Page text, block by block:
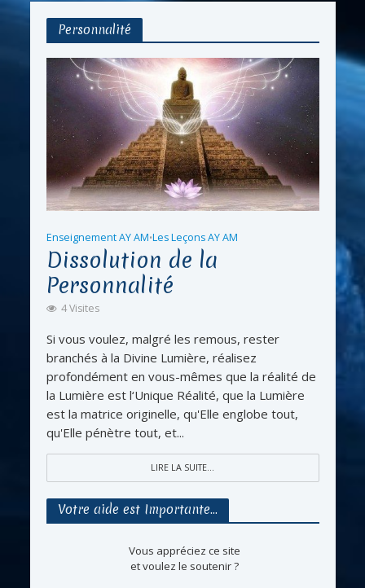
Personnalité
Enseignement AY AM•Les Leçons AY AM
Dissolution de la
Personnalité
4 Visites
Si vous voulez, malgré les remous, rester
branchés à la Divine Lumière, réalisez
profondément en vous-mêmes que la réalité de
la Lumière est l‘Unique Réalité, que la Lumière
est la matrice originelle, qu'Elle englobe tout,
qu'Elle pénètre tout, et...
LIRE LA SUITE...
Votre aide est Importante…
Vous appréciez ce site
et voulez le soutenir ?